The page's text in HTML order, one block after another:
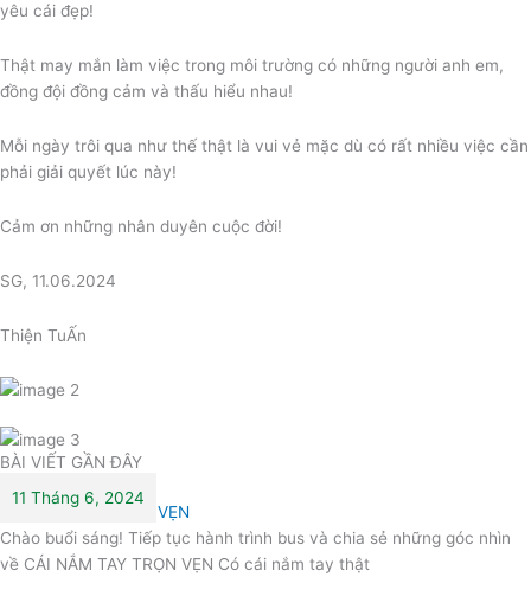
yêu cái đẹp!
Thật may mắn làm việc trong môi trường có những người anh em,
đồng đội đồng cảm và thấu hiểu nhau!
Mỗi ngày trôi qua như thế thật là vui vẻ mặc dù có rất nhiều việc cần
phải giải quyết lúc này!
Cảm ơn những nhân duyên cuộc đời!
SG, 11.06.2024
Thiện TuẤn
BÀI VIẾT GẦN ĐÂY
CÁI NẮM TAY TRỌN VẸN
11 Tháng 6, 2024
Chào buổi sáng! Tiếp tục hành trình bus và chia sẻ những góc nhìn
về CÁI NẮM TAY TRỌN VẸN Có cái nắm tay thật